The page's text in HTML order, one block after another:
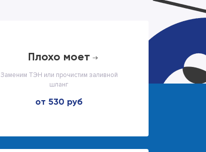
плохо моет
Заменим ТЭН или прочистим заливной
шланг
от 530 руб